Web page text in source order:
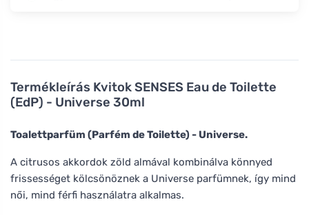
Termékleírás Kvitok SENSES Eau de Toilette
(EdP) - Universe 30ml
Toalettparfüm (Parfém de Toilette) - Universe.
A citrusos akkordok zöld almával kombinálva könnyed
frissességet kölcsönöznek a Universe parfümnek, így mind
női, mind férfi használatra alkalmas.